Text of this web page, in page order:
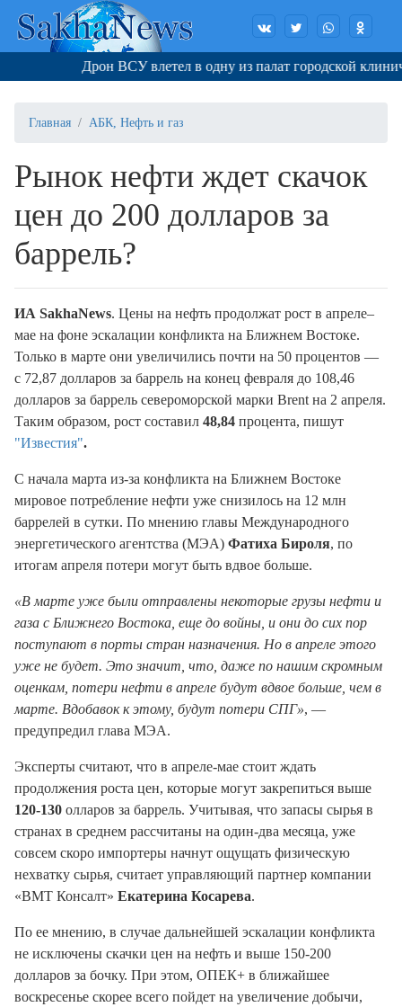
Дрон ВСУ влетел в одну из палат городской
Главная АБК, Нефть и газ
Рынок нефти ждет скачок
цен до 200 долларов за
баррель?
ИА SakhaNews. Цены на нефть продолжат рост в апреле–
мае на фоне эскалации конфликта на Ближнем Востоке.
Только в марте они увеличились почти на 50 процентов —
с 72,87 долларов за баррель на конец февраля до 108,46
долларов за баррель североморской марки Brent на 2 апреля.
Таким образом, рост составил 48,84 процента, пишут
"Известия".
С начала марта из-за конфликта на Ближнем Востоке
мировое потребление нефти уже снизилось на 12 млн
баррелей в сутки. По мнению главы Международного
энергетического агентства (МЭА) Фатиха Бироля, по
итогам апреля потери могут быть вдвое больше.
«В марте уже были отправлены некоторые грузы нефти и
газа с Ближнего Востока, еще до войны, и они до сих пор
поступают в порты стран назначения. Но в апреле этого
уже не будет. Это значит, что, даже по нашим скромным
оценкам, потери нефти в апреле будут вдвое больше, чем в
марте. Вдобавок к этому, будут потери СПГ», —
предупредил глава МЭА.
Эксперты считают, что в апреле-мае стоит ждать
продолжения роста цен, которые могут закрепиться выше
120-130 олларов за баррель. Учитывая, что запасы сырья в
странах в среднем рассчитаны на один-два месяца, уже
совсем скоро импортеры начнут ощущать физическую
нехватку сырья, считает управляющий партнер компании
«ВМТ Консалт» Екатерина Косарева.
По ее мнению, в случае дальнейшей эскалации конфликта
не исключены скачки цен на нефть и выше 150-200
долларов за бочку. При этом, ОПЕК+ в ближайшее
воскресенье скорее всего пойдет на увеличение добычи,